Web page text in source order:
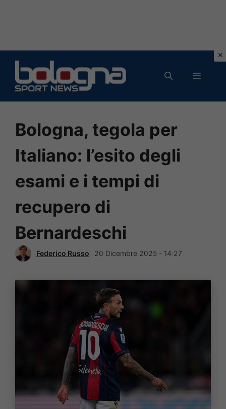
contenuto
MENU
Bologna, tegola per
Italiano: l’esito degli
esami e i tempi di
recupero di
Bernardeschi
Federico Russo 20 Dicembre 2025 - 14:27